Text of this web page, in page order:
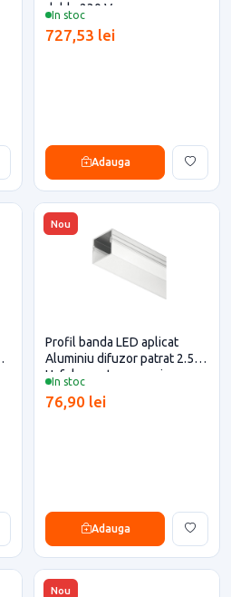
In stoc
dubla 230 V
727,53 lei
Adauga
Nou
In stoc
Profil banda LED aplicat
Aluminiu difuzor patrat 2.5m
Hafele pentru casa si
76,90 lei
Adauga
Nou